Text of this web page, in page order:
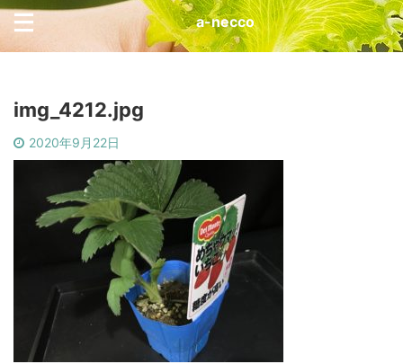
a-necco
img_4212.jpg
2020年9月22日